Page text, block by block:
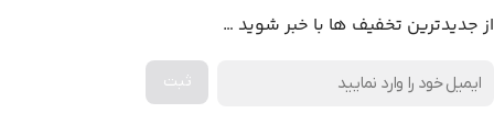
از جدیدترین تخفیف ها با خبر شوید …